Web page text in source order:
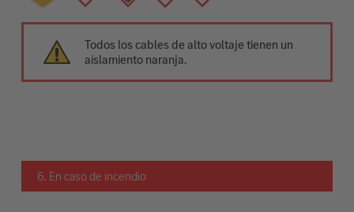
Todos los cables de alto voltaje tienen un
aislamiento naranja.
6. En caso de incendio